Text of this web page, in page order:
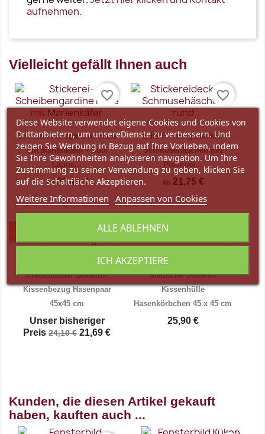
aufnehmen.
Vielleicht gefällt Ihnen auch
Vorschau
Stickerei-Kurzgardine Hase
mit Marienkäfer - Gute
Laune...
Ab23,45 €
favorite_border
Vorschau
Edle Frühlingsdecken
Schmusehäschen mit
Plauener...
Ab 21,75 €
favorite_border
Freundlicher Gobelin-
Kissenbezug Hasenpaar
45x45 cm
Unser bisheriger
Preis 24,10 € 21,69 €
-10% favorite_border
Niedliche Gobelin-
Kissenhülle
Hasenkörbchen 45 x 45 cm
25,90 €
Kunden, die diesen Artikel gekauft
haben, kauften auch ...
Diese Website verwendet eigene Cookies und Cookies von
Drittanbietern, um unsereDienste zu verbessern. Und
zeigen Sie Werbung in Bezug auf Ihre Vorlieben, indem
Sie Ihre Gewohnheiten analysieren navigation. Um Ihre
Zustimmung zu seiner Verwendung zu geben, klicken Sie
auf die Schaltfläche Akzeptieren.
Weitere Informationen Anpassen von Cookies
ALLE ABLEHNEN
ICH AKZEPTIERE